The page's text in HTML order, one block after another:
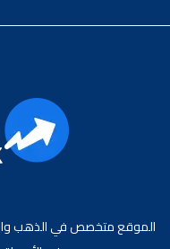
الموقع متخصص في الذهب